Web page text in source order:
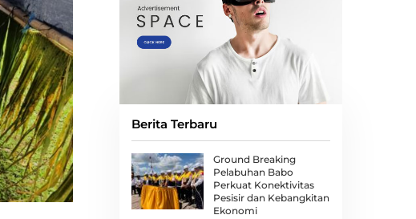
Berita Terbaru
Ground Breaking
Pelabuhan Babo
Perkuat Konektivitas
Pesisir dan Kebangkitan
Ekonomi